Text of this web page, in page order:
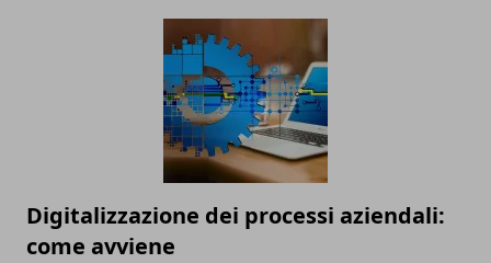
Digitalizzazione dei processi aziendali:
come avviene